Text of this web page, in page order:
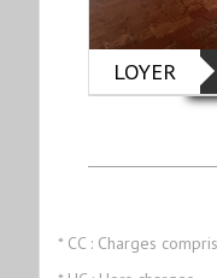
LOYER
* CC : Charges